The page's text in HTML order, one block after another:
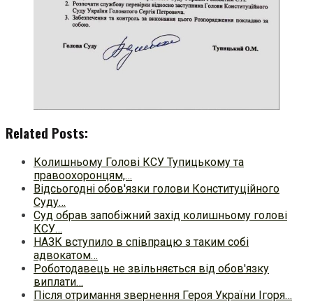
Related Posts:
Колишньому Голові КСУ Тупицькому та
правоохоронцям,…
Відсьогодні обов'язки голови Конституційного
Суду…
Суд обрав запобіжний захід колишньому голові
КСУ…
НАЗК вступило в співпрацю з таким собі
адвокатом…
Роботодавець не звільняється від обов'язку
виплати…
Після отримання звернення Героя України Ігоря…